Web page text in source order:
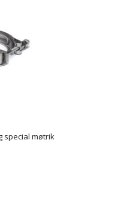
special møtrik